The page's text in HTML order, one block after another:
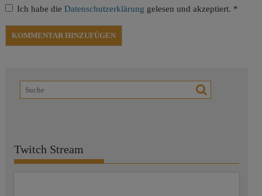
Ich habe dieDatenschutzerklärung gelesen und akzeptiert. *
Twitch Stream